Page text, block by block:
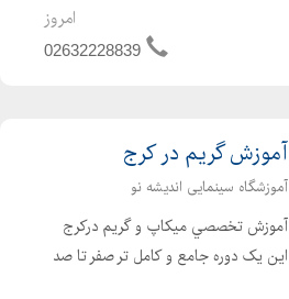
بازیگری به چه جایی گفته میشود؟ برای
تهیه و تولید یک اثر هنری مثل تئاتر و
امروز
02632228839
آموزش گریم در کرج
آموزشگاه سینمایی اندیشه نو
آموزش تخصصي ميکاپ و گريم درکرج
این یک دوره جامع و کامل تر صفر تا صد